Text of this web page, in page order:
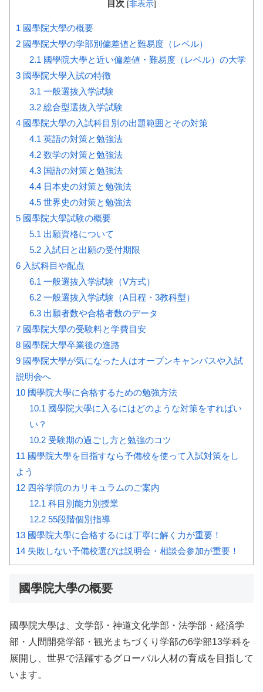
目次 [非表示]
1 國學院大學の概要
2 國學院大學の学部別偏差値と難易度（レベル）
2.1 國學院大學と近い偏差値・難易度（レベル）の大学
3 國學院大學入試の特徴
3.1 一般選抜入学試験
3.2総合型選抜入学試験
4 國學院大學の入試科目別の出題範囲とその対策
4.1 英語の対策と勉強法
4.2数学の対策と勉強法
4.3国語の対策と勉強法
4.4日本史の対策と勉強法
4.5世界史の対策と勉強法
5 國學院大學試験の概要
5.1 出願資格について
5.2入試日と出願の受付期限
6 入試科目や配点
6.1 一般選抜入学試験（V方式）
6.2一般選抜入学試験（A日程・3教科型）
6.3出願者数や合格者数のデータ
7 國學院大學の受験料と学費目安
8 國學院大學卒業後の進路
9 國學院大學が気になった人はオープンキャンパスや入試
説明会へ
10 國學院大學に合格するための勉強方法
10.1 國學院大學に入るにはどのような対策をすればい
い？
10.2受験期の過ごし方と勉強のコツ
11 國學院大學を目指すなら予備校を使って入試対策をし
よう
12 四谷学院のカリキュラムのご案内
12.1 科目別能力別授業
12.255段階個別指導
13 國學院大學に合格するには丁寧に解く力が重要！
14 失敗しない予備校選びは説明会・相談会参加が重要！
國學院大學の概要
國學院大學は、文学部・神道文化学部・法学部・経済学
部・人間開発学部・観光まちづくり学部の6学部13学科を
展開し、世界で活躍するグローバル人材の育成を目指して
います。